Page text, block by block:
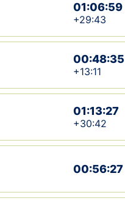
01:06:59
+29:43
00:48:35
+13:11
01:13:27
+30:42
00:56:27